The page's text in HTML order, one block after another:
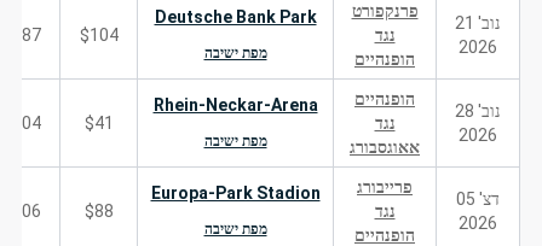
נוב' 21
2026
פרנקפורט
נגד
הופנהיים
Deutsche Bank Park
מפת ישיבה
$104
287
נוב' 28
2026
הופנהיים
נגד
אאוגסבורג
Rhein-Neckar-Arena
מפת ישיבה
$41
204
דצ' 05
2026
פרייבורג
נגד
הופנהיים
Europa-Park Stadion
מפת ישיבה
$88
106